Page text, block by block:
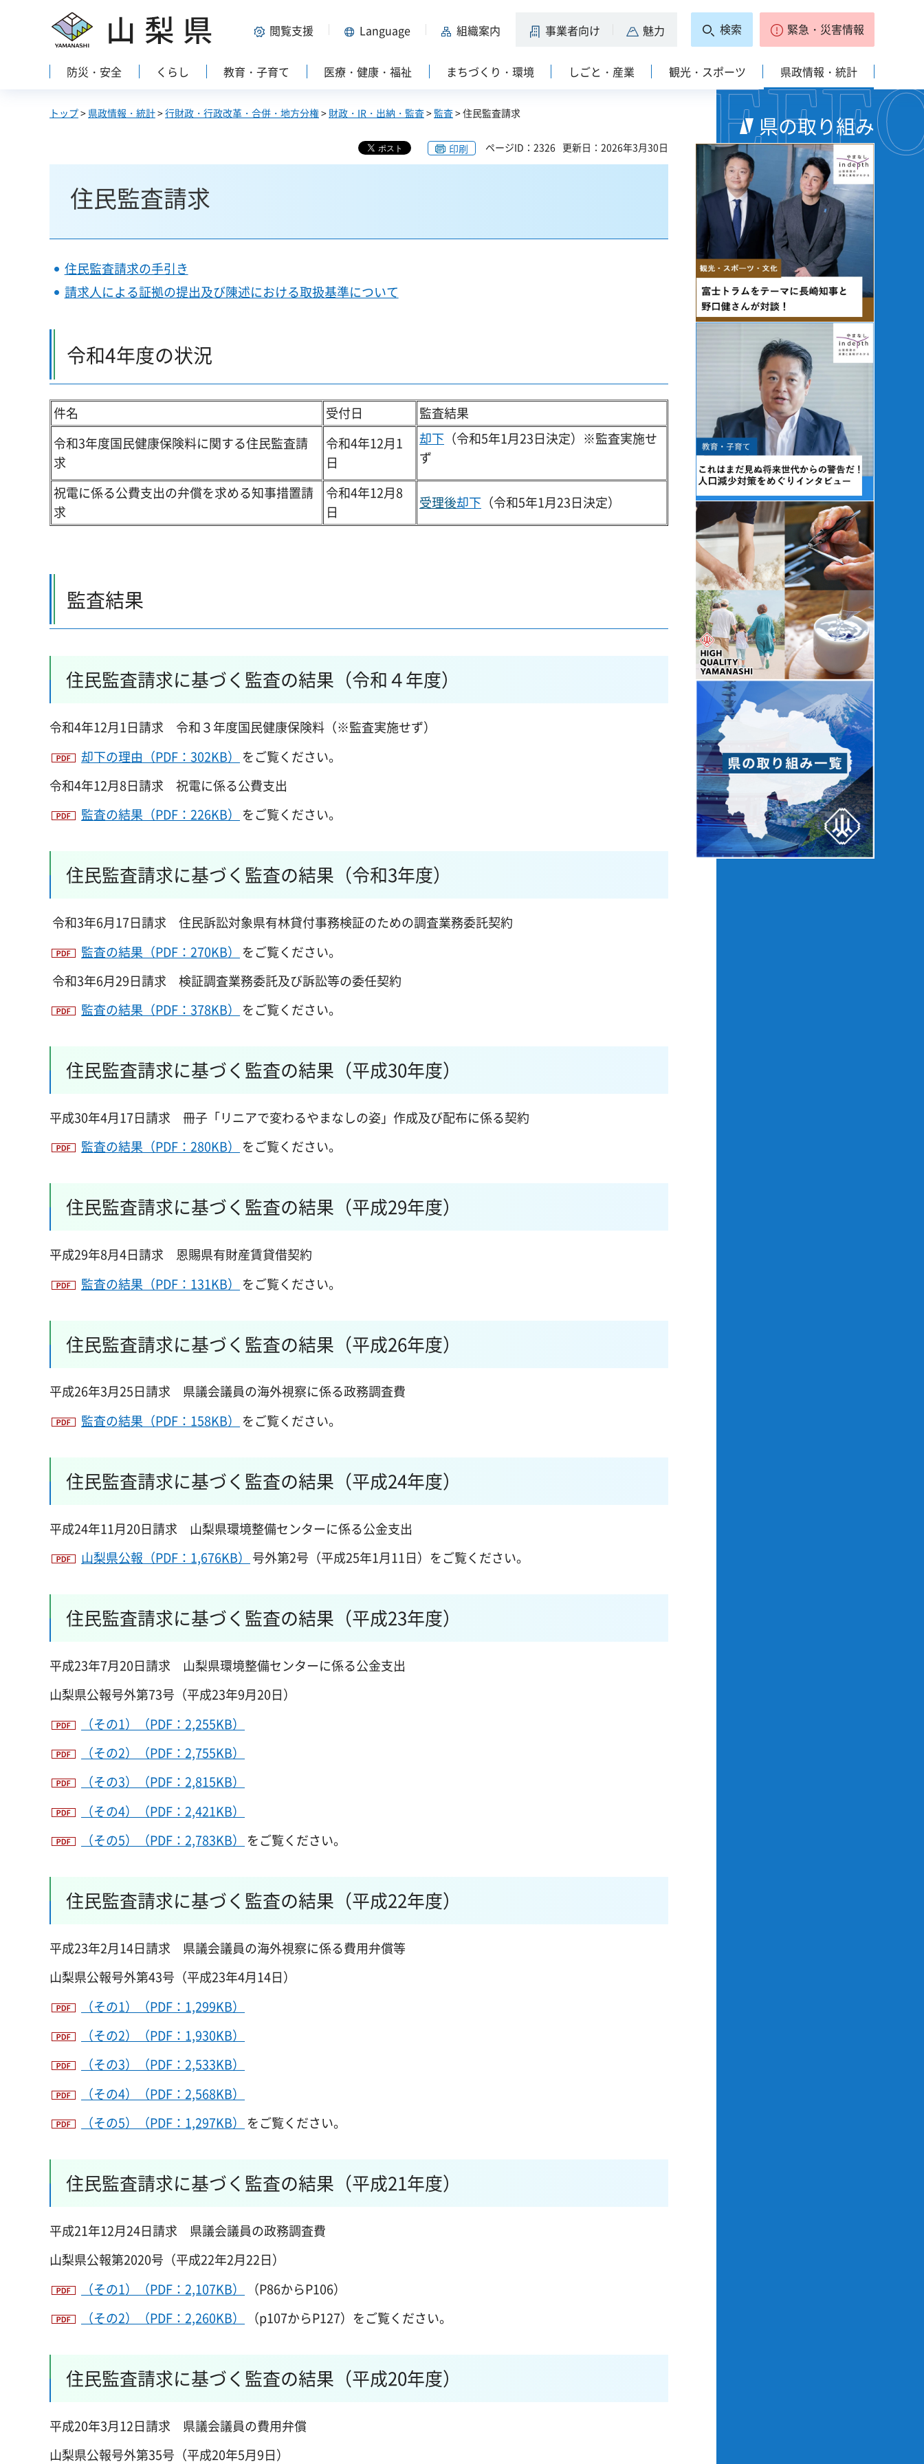
山梨県 閲覧支援 Language 組織案内 事業者向け 魅力 検索 緊急・災害情報
防災・安全 くらし 教育・子育て 医療・健康・福祉 まちづくり・環境 しごと・産業 観光・スポーツ 県政情報・統計
トップ> 県政情報・統計>行財政・行政改革・合併・地方分権> 財政・IR・出納・監査> 監査> 住民監査請求
印刷 ページID：2326 更新日：2026年3月30日
住民監査請求
住民監査請求の手引き
請求人による証拠の提出及び陳述における取扱基準について
令和4年度の状況
件名 受付日
監査結果
令和3年度国民健康保険料に関する住民監査請
求
令和4年12月1
日
却下 （令和5年1月23日決定）※監査実施せ
ず
祝電に係る公費支出の弁償を求める知事措置請
求
令和4年12月8
日
受理後却下 （令和5年1月23日決定）
監査結果
住民監査請求に基づく監査の結果（令和４年度）
令和4年12月1日請求 令和３年度国民健康保険料（※監査実施せず）
却下の理由（PDF：302KB）
をご覧ください。
令和4年12月8日請求 祝電に係る公費支出
監査の結果（PDF：226KB）
をご覧ください。
住民監査請求に基づく監査の結果（令和3年度）
令和3年6月17日請求 住民訴訟対象県有林貸付事務検証のための調査業務委託契約
監査の結果（PDF：270KB）
をご覧ください。
令和3年6月29日請求
検証調査業務委託及び訴訟等の委任契約
監査の結果（PDF：378KB）
をご覧ください。
住民監査請求に基づく監査の結果（平成30年度）
平成30年4月17日請求 冊子「リニアで変わるやまなしの姿」作成及び配布に係る契約
監査の結果（PDF：280KB）
をご覧ください。
住民監査請求に基づく監査の結果（平成29年度）
平成29年8月4日請求 恩賜県有財産賃貸借契約
監査の結果（PDF：131KB）
をご覧ください。
住民監査請求に基づく監査の結果（平成26年度）
平成26年3月25日請求 県議会議員の海外視察に係る政務調査費
監査の結果（PDF：158KB）
をご覧ください。
住民監査請求に基づく監査の結果（平成24年度）
平成24年11月20日請求 山梨県環境整備センターに係る公金支出
山梨県公報（PDF：1,676KB） 号外第2号（平成25年1月11日）をご覧ください。
住民監査請求に基づく監査の結果（平成23年度）
平成23年7月20日請求 山梨県環境整備センターに係る公金支出
山梨県公報号外第73号（平成23年9月20日）
（その1）（PDF：2,255KB）
（その2）（PDF：2,755KB）
（その3）（PDF：2,815KB）
（その4）（PDF：2,421KB）
（その5）（PDF：2,783KB）
をご覧ください。
住民監査請求に基づく監査の結果（平成22年度）
平成23年2月14日請求 県議会議員の海外視察に係る費用弁償等
山梨県公報号外第43号（平成23年4月14日）
（その1）（PDF：1,299KB）
（その2）（PDF：1,930KB）
（その3）（PDF：2,533KB）
（その4）（PDF：2,568KB）
（その5）（PDF：1,297KB）
をご覧ください。
住民監査請求に基づく監査の結果（平成21年度）
平成21年12月24日請求 県議会議員の政務調査費
山梨県公報第2020号（平成22年2月22日）
（その1）（PDF：2,107KB）
（P86からP106）
（その2）（PDF：2,260KB）
（p107からP127）をご覧ください。
住民監査請求に基づく監査の結果（平成20年度）
平成20年3月12日請求 県議会議員の費用弁償
山梨県公報号外第35号（平成20年5月9日）
県の取り組み